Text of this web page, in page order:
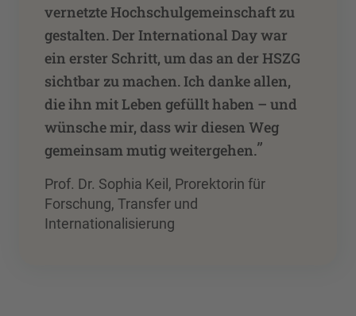
vernetzte Hochschulgemeinschaft zu
gestalten. Der International Day war
ein erster Schritt, um das an der HSZG
sichtbar zu machen. Ich danke allen,
die ihn mit Leben gefüllt haben – und
wünsche mir, dass wir diesen Weg
gemeinsam mutig weitergehen.”
Prof. Dr. Sophia Keil, Prorektorin für
Forschung, Transfer und
Internationalisierung